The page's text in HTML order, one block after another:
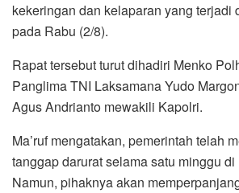
kekeringan dan kelaparan yang terjadi
pada Rabu (2/8).
Rapat tersebut turut dihadiri Menko
Panglima TNI Laksamana Yudo
Agus Andrianto mewakili Kapolri.
Ma’ruf mengatakan, pemerintah telah
tanggap darurat selama satu minggu di
Namun, pihaknya akan